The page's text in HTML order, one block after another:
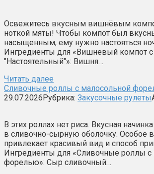
Освежитесь вкусным вишнёвым
ноткой мяты! Чтобы компот был
насыщенным, ему нужно настояться
Ингредиенты для «Вишневый компот
"Настоятельный"»: Вишня…
Читать далее
Сливочные роллы с малосольной
29.07.2026Рубрика: Закусочные рулеты
В этих роллах нет риса. Вкусная
в сливочно-сырную оболочку. Особое
привлекает красивый вид и способ
Ингредиенты для «Сливочные роллы с
форелью»: Сыр сливочный…